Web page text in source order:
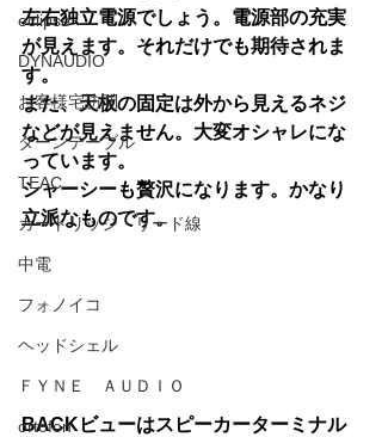
eclipse
DYNAUDIO
お客様宅訪問
ターンテーブル
TEAC
カートリッジ・リード線
中電
フォノイコ
ヘッドシェル
ＦＹＮＥ ＡＵＤＩＯ
ortofon
左右独立電源でしょう。電源部の充実
が見えます。それだけでも期待されま
す。
また、天板の固定は外から見えるネジ
などが見えません。大変オシャレにな
っています。
シャーシーも贅沢になります。かなり
立派なものです。
BACKビューはスピーカーターミナル